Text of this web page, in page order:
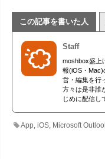
この記事を書いた人
Staff
moshbox盛上
報(iOS・Mac)
営・編集を行
方々は是非誰
じめに配信し
App ,iOS Microsoft